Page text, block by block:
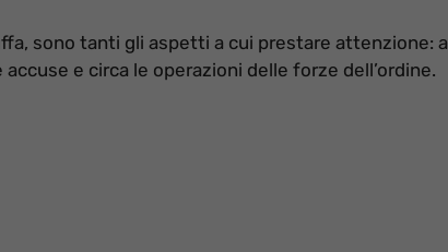
sono tanti gli aspetti a cui prestare attenzione: a
e circa le operazioni delle forze dell’ordine.